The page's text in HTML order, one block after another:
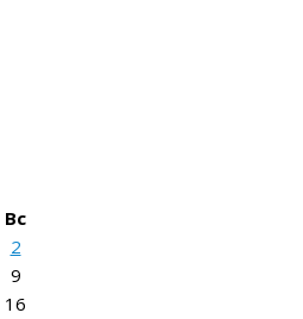
Вс
2
9
16